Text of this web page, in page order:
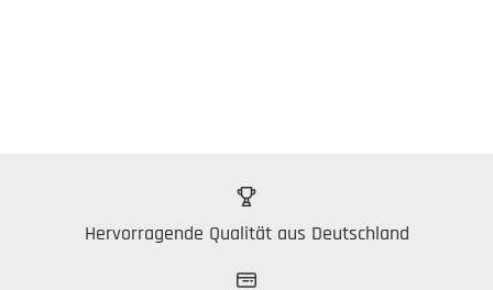
Hervorragende Qualität aus Deutschland